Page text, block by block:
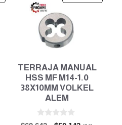
TERRAJA MANUAL
HSS MF M14-1.0
38X10MM VOLKEL
ALEM
0